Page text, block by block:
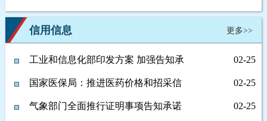
站行政处罚信息信用修复机制的通知
严重失信主体开展联合惩戒的合作备
忘录》的通知
信用信息 更多>>
工业和信息化部印发方案 加强告知承
诺信用管理...
02-25
国家医保局：推进医药价格和招采信
用评价制度落...
02-25
气象部门全面推行证明事项告知承诺 02-25